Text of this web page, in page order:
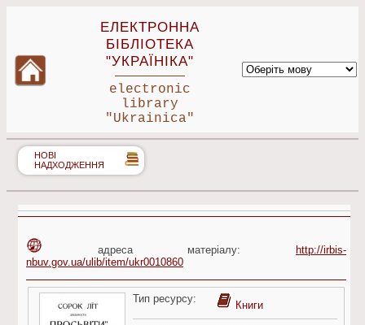
ЕЛЕКТРОННА
БІБЛІОТЕКА
"УКРАЇНІКА"
electronic
library
"Ukrainica"
НОВІ
НАДХОДЖЕННЯ
адреса матеріалу:
http://irbis-
nbuv.gov.ua/ulib/item/ukr0010860
Тип ресурсу:
Книги